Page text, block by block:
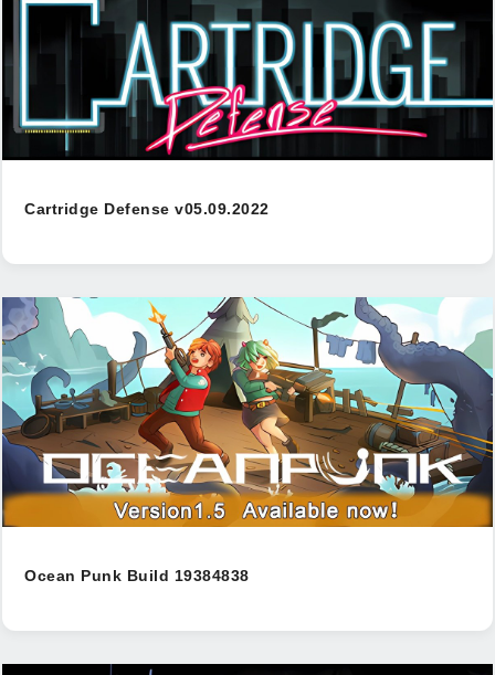
Cartridge Defense v05.09.2022
Ocean Punk Build 19384838